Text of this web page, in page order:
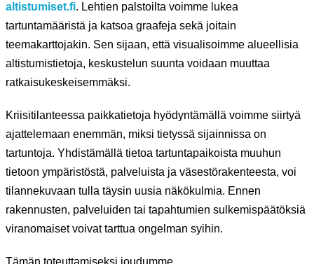
altistumiset.fi. Lehtien palstoilta voimme lukea
tartuntamääristä ja katsoa graafeja sekä joitain
teemakarttojakin. Sen sijaan, että visualisoimme alueellisia
altistumistietoja, keskustelun suunta voidaan muuttaa
ratkaisukeskeisemmäksi.
Kriisitilanteessa paikkatietoja hyödyntämällä voimme siirtyä
ajattelemaan enemmän, miksi tietyssä sijainnissa on
tartuntoja. Yhdistämällä tietoa tartuntapaikoista muuhun
tietoon ympäristöstä, palveluista ja väsestörakenteesta, voi
tilannekuvaan tulla täysin uusia näkökulmia. Ennen
rakennusten, palveluiden tai tapahtumien sulkemispäätöksiä
viranomaiset voivat tarttua ongelman syihin.
Tämän toteuttamiseksi joudumme